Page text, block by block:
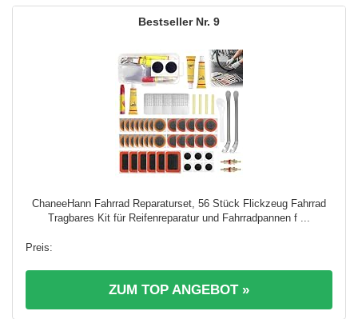
9
ChaneeHann Fahrrad Reparaturset, 56 Stück Flickzeug Fahrrad
Tragbares Kit für Reifenreparatur und Fahrradpannen f ...
ZUM TOP ANGEBOT »